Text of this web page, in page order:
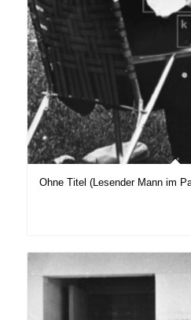
Ohne Titel (Lesender Mann im